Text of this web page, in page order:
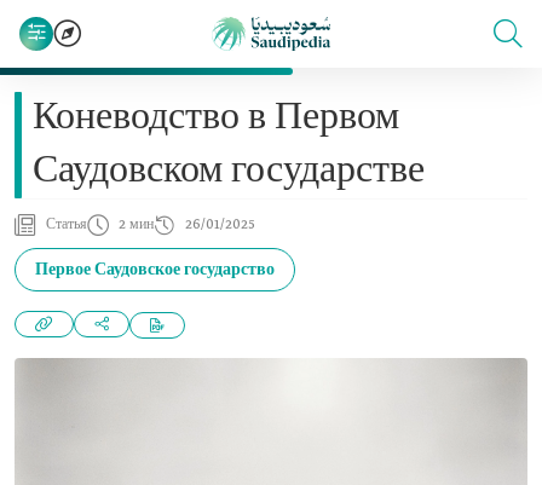
Коневодство в Первом
Саудовском государстве
Статья 2 мин 26/01/2025
Первое Саудовское государство